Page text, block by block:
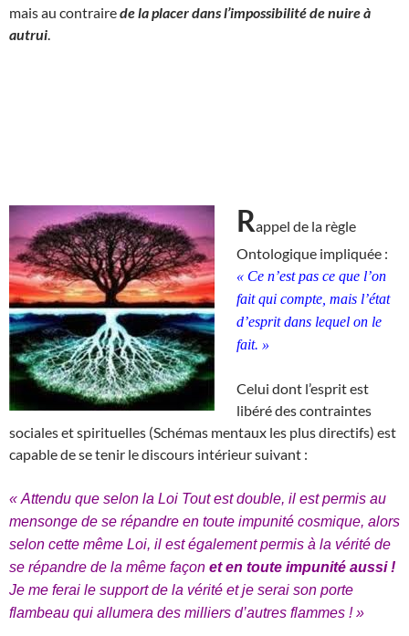
mais au contrairede la placer dans l’impossibilité de nuire à
autrui
Rappel de la règle
Ontologique impliquée :
« Ce n’est pas ce que l’on
fait qui compte, mais l’état
d’esprit dans lequel on le
fait. »
Celui dont l’esprit est
libéré des contraintes
sociales et spirituelles (Schémas mentaux les plus directifs) est
capable de se tenir le discours intérieur suivant :
« Attendu que selon la Loi Tout est double, il est permis au
mensonge de se répandre en toute impunité cosmique, alors
selon cette même Loi, il est également permis à la vérité de
se répandre de la même façon et en toute impunité aussi !
Je me ferai le support de la vérité et je serai son porte
flambeau qui allumera des milliers d’autres flammes ! »